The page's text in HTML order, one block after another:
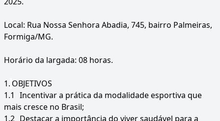
Local: Rua Nossa Senhora Abadia, 745, bairro Palmeiras,
Formiga/MG.
Horário da largada: 08 horas.
1. OBJETIVOS
1.1 Incentivar a prática da modalidade esportiva que
mais cresce no Brasil;
1.2 Destacar a importância do viver saudável para a